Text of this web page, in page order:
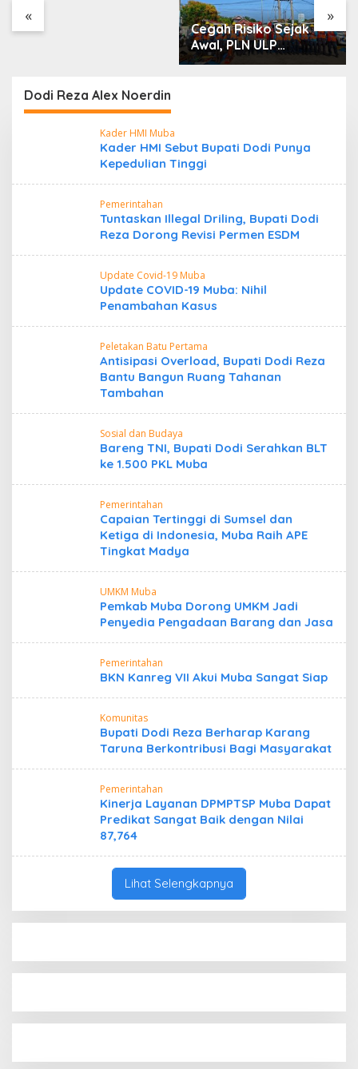
« »
Cegah Risiko Sejak
Awal, PLN ULP
Mukomuko Periksa
Dodi Reza Alex Noerdin
Kader HMI Muba
Kader HMI Sebut Bupati Dodi Punya
Kepedulian Tinggi
Pemerintahan
Tuntaskan Illegal Driling, Bupati Dodi
Reza Dorong Revisi Permen ESDM
Update Covid-19 Muba
Update COVID-19 Muba: Nihil
Penambahan Kasus
Peletakan Batu Pertama
Antisipasi Overload, Bupati Dodi Reza
Bantu Bangun Ruang Tahanan
Tambahan
Sosial dan Budaya
Bareng TNI, Bupati Dodi Serahkan BLT
ke 1.500 PKL Muba
Pemerintahan
Capaian Tertinggi di Sumsel dan
Ketiga di Indonesia, Muba Raih APE
Tingkat Madya
UMKM Muba
Pemkab Muba Dorong UMKM Jadi
Penyedia Pengadaan Barang dan Jasa
Pemerintahan
BKN Kanreg VII Akui Muba Sangat Siap
Komunitas
Bupati Dodi Reza Berharap Karang
Taruna Berkontribusi Bagi Masyarakat
Pemerintahan
Kinerja Layanan DPMPTSP Muba Dapat
Predikat Sangat Baik dengan Nilai
87,764
Lihat Selengkapnya